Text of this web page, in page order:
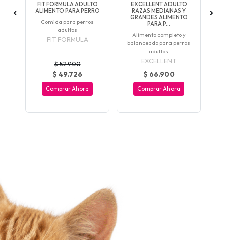
FIT FORMULA ADULTO
ALIMENTO PARA PERRO
Comida para perros
adultos
FIT FORMULA
$ 52.900
$ 49.726
Comprar Ahora
EXCELLENT ADULTO
RAZAS MEDIANAS Y
GRANDES ALIMENTO
PARA P...
Alimento completo y
balanceado para perros
adultos
EXCELLENT
$ 66.900
Comprar Ahora